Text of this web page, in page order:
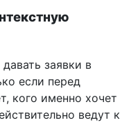
заявки в
если перед
кого именно хочет
ведут к